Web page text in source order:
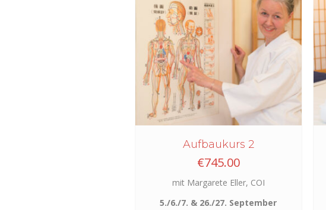
Aufbaukurs 2
€745.00
mit Margarete Eller, COI
5./6./7. & 26./27. September